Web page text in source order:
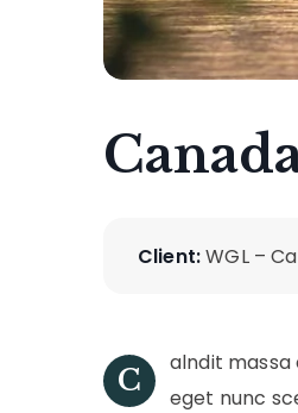
Client:WGL –
C
alndit massa
eget nunc